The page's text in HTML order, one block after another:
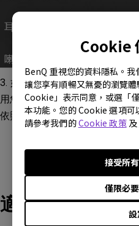
Cookie
BenQ 重視您的資料隱私。
讓您享有順暢又無憂的瀏覽
Cookie」表示同意，或選「
本功能。您的 Cookie 選項
請參考我們的Cookie 政策及
設
僅限必
接受所
3. 如已經無法順利透過音源線
用您的有線耳機4PIN耳機做測
依照上述步驟進行收播音裝置
適用產品型號